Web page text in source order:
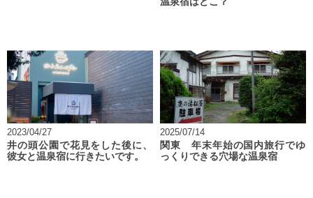
2023/04/27
井の頭公園で花見をした後に、
彼女と温泉宿に行きたいです。
2025/07/14
関東 年末年始の国内旅行でゆ
っくりできる穴場な温泉宿